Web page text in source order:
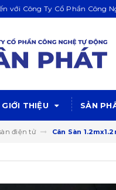
với Công Ty Cổ Phần Công
GIỚI THIỆU SẢN
điện tử Cân Sàn